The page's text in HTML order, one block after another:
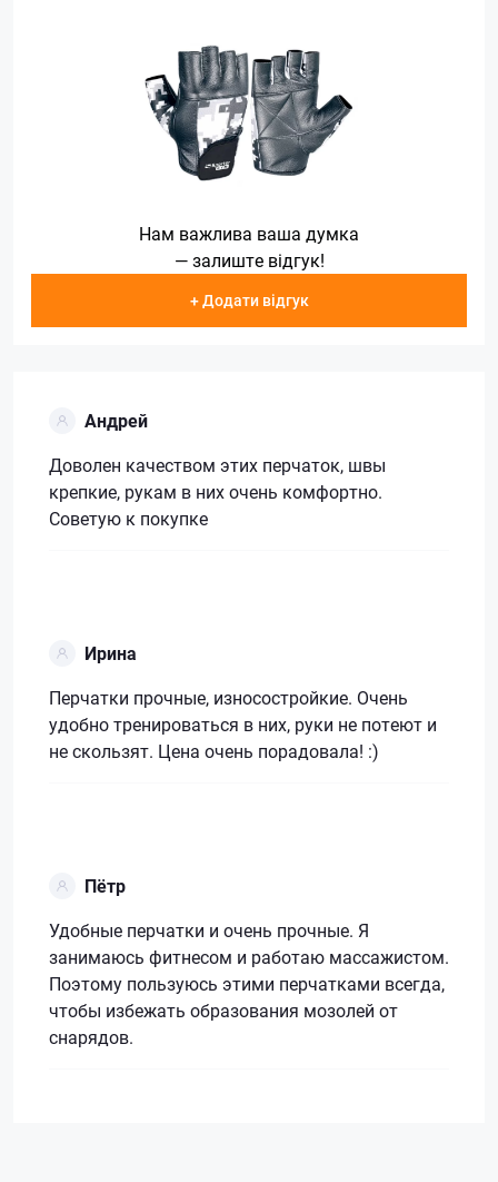
Нам важлива ваша думка
— залиште відгук!
+ Додати відгук
Андрей
Доволен качеством этих перчаток, швы
крепкие, рукам в них очень комфортно.
Советую к покупке
Ирина
Перчатки прочные, износостройкие. Очень
удобно тренироваться в них, руки не потеют и
не скользят. Цена очень порадовала! :)
Пётр
Удобные перчатки и очень прочные. Я
занимаюсь фитнесом и работаю массажистом.
Поэтому пользуюсь этими перчатками всегда,
чтобы избежать образования мозолей от
снарядов.